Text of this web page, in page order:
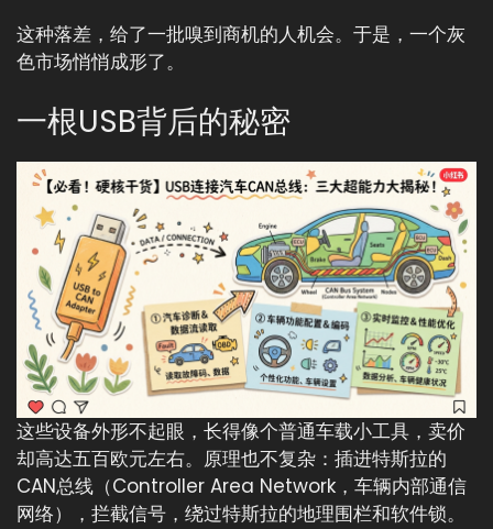
这种落差，给了一批嗅到商机的人机会。于是，一个灰
色市场悄悄成形了。
一根USB背后的秘密
这些设备外形不起眼，长得像个普通车载小工具，卖价
却高达五百欧元左右。原理也不复杂：插进特斯拉的
CAN总线（Controller Area Network，车辆内部通信
网络），拦截信号，绕过特斯拉的地理围栏和软件锁。